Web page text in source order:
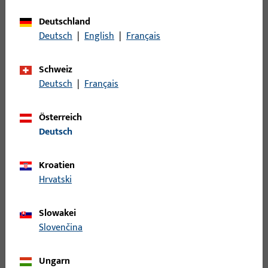
Oberflächenbeschreibung
Verpackungseinheit
Bitte melden Sie sich mit Ihren Kundendaten an um eine
Preisinformation zu erhalten oder Artikel zu bestellen
Deutschland
Deutsch | English | Français
Schweiz
Deutsch | Français
Österreich
Deutsch
Kroatien
Hrvatski
Slowakei
Slovenčina
Ungarn